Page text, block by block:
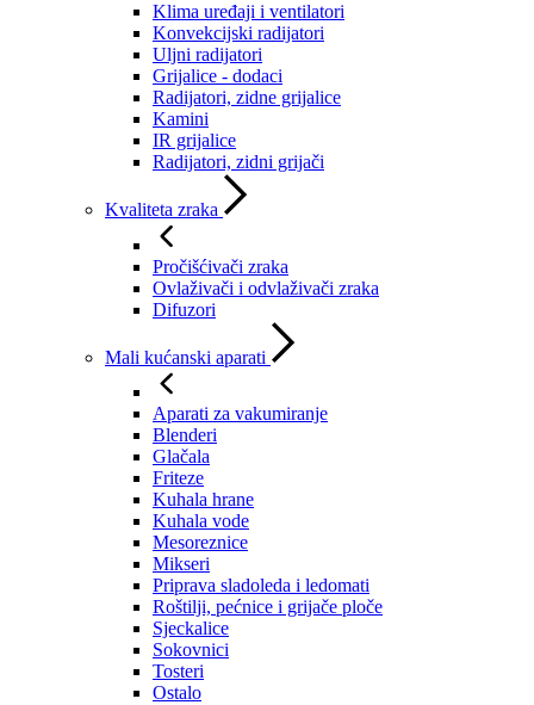
Klima uređaji i ventilatori
Konvekcijski radijatori
Uljni radijatori
Grijalice - dodaci
Radijatori, zidne grijalice
Kamini
IR grijalice
Radijatori, zidni grijači
Kvaliteta zraka
Pročišćivači zraka
Ovlaživači i odvlaživači zraka
Difuzori
Mali kućanski aparati
Aparati za vakumiranje
Blenderi
Glačala
Friteze
Kuhala hrane
Kuhala vode
Mesoreznice
Mikseri
Priprava sladoleda i ledomati
Roštilji, pećnice i grijače ploče
Sjeckalice
Sokovnici
Tosteri
Ostalo